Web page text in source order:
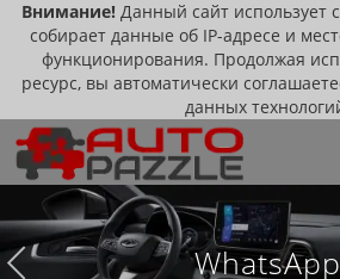
Внимание! Данный сайт использует
собирает данные об IP-адресе и
функционирования. Продолжая
ресурс, вы автоматически
данных
WhatsApp